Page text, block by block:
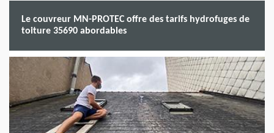
Le couvreur MN-PROTEC offre des tarifs hydrofuges de
toiture 35690 abordables